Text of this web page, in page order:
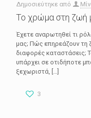
Δημοσιεύτηκε από
Το χρώμα στη ζωή
Έχετε αναρωτηθεί τι
μας; Πώς επηρεάζουν τη
διαφορές καταστάσεις;
υπάρχει σε οτιδήποτε
ξεχωριστά, […]
3